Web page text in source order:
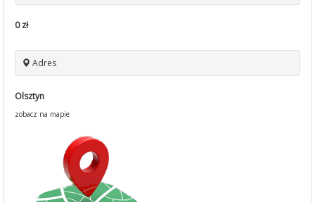
0 zł
Adres
Olsztyn
zobacz na mapie